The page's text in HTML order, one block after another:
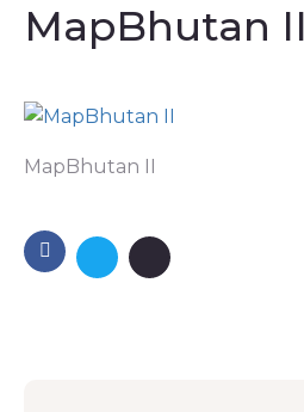
MapBhutan II
MapBhutan II